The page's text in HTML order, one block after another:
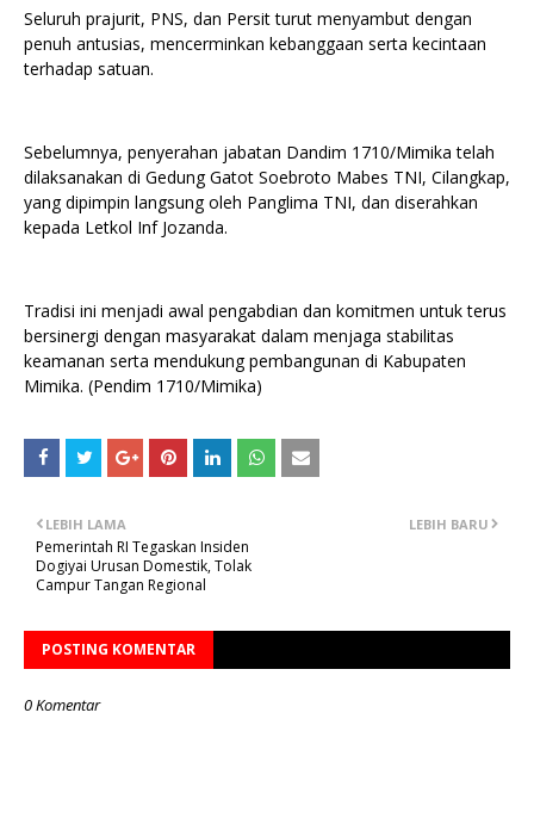
Seluruh prajurit, PNS, dan Persit turut menyambut dengan
penuh antusias, mencerminkan kebanggaan serta kecintaan
terhadap satuan.
Sebelumnya, penyerahan jabatan Dandim 1710/Mimika telah
dilaksanakan di Gedung Gatot Soebroto Mabes TNI, Cilangkap,
yang dipimpin langsung oleh Panglima TNI, dan diserahkan
kepada Letkol Inf Jozanda.
Tradisi ini menjadi awal pengabdian dan komitmen untuk terus
bersinergi dengan masyarakat dalam menjaga stabilitas
keamanan serta mendukung pembangunan di Kabupaten
Mimika. (Pendim 1710/Mimika)
LEBIH BARU
LEBIH LAMA
Pemerintah RI Tegaskan Insiden
Dogiyai Urusan Domestik, Tolak
Campur Tangan Regional
POSTING KOMENTAR
0 Komentar